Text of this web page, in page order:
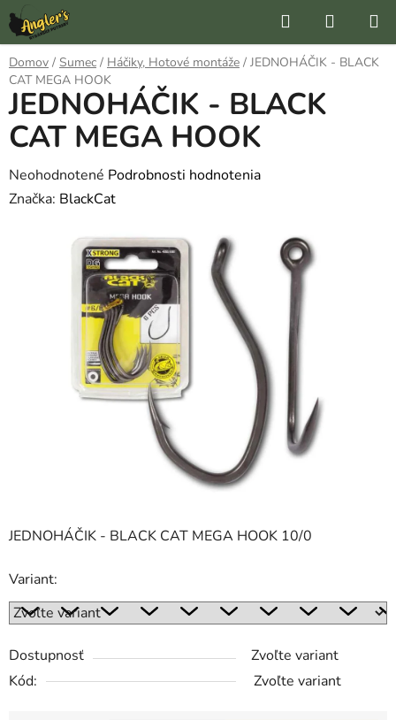
Prejsť
na
obsah
Hľadať
KOŠÍK
Domov / Sumec / Háčiky, Hotové montáže / JEDNOHÁČIK - BLACK
CAT MEGA HOOK
JEDNOHÁČIK - BLACK CAT MEGA HOOK 10/0
Variant:
Dostupnosť
Zvoľte variant
Kód:
Zvoľte variant
JEDNOHÁČIK - BLACK
CAT MEGA HOOK
Priemerné
hodnotenie
Neohodnotené Podrobnosti hodnotenia
Značka: BlackCat